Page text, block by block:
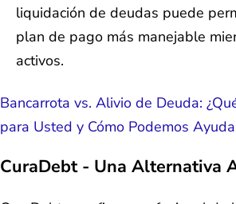
liquidación de deudas puede
plan de pago más manejable
activos.
Bancarrota vs. Alivio de Deuda:
para Usted y Cómo Podemos
CuraDebt - Una Alternativa